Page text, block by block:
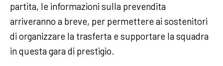
partita, le informazioni sulla prevendita
arriveranno a breve, per permettere ai sostenitori
di organizzare la trasferta e supportare la squadra
in questa gara di prestigio.